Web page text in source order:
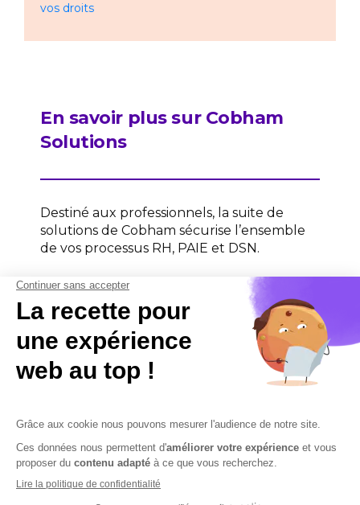
vos droits
En savoir plus sur Cobham
Solutions
Destiné aux professionnels, la suite de
solutions de Cobham sécurise l’ensemble
de vos processus RH, PAIE et DSN.
Contactez-nous
Contactez-nous Mentions légales
Plan du site
Sécurisation des données
Conditions Générales de Vente et d’Utilisation